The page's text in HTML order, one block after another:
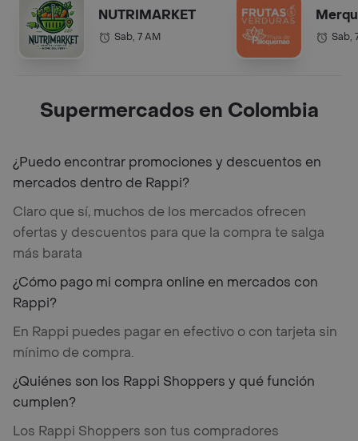
NUTRIMARKET
Sab, 7 AM Sab,
Supermercados en Colombia
¿Puedo encontrar promociones y descuentos en
mercados dentro de Rappi?
Claro que sí, muchos de los mercados ofrecen
ofertas y descuentos para que la compra te salga
más barata
¿Cómo pago mi compra online en mercados con
Rappi?
En Rappi puedes pagar en efectivo o con tarjeta sin
mínimo de compra.
¿Quiénes son los Rappi Shoppers y qué función
cumplen?
Los Rappi Shoppers son tus compradores